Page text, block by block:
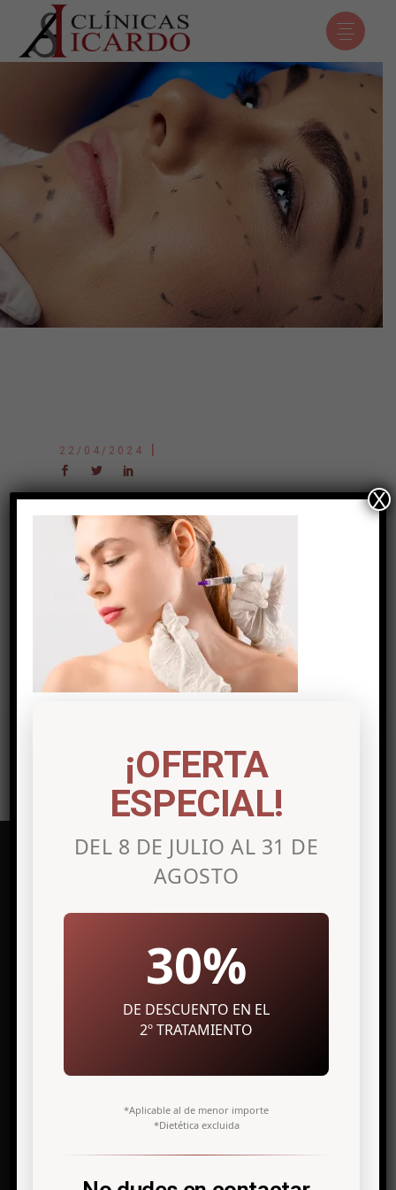
22/04/2024
Clínica de medicina estética en
Avenida Maisonnave, 27 7º Izq.
03003 Alicante
Telf. +34 966 308 811
Clínica de medicina estética en Elche
¡OFERTA
ESPECIAL!
DEL 8 DE JULIO AL 31 DE
AGOSTO
30%
DE DESCUENTO EN EL
2º TRATAMIENTO
*Aplicable al de menor importe
*Dietética excluida
X